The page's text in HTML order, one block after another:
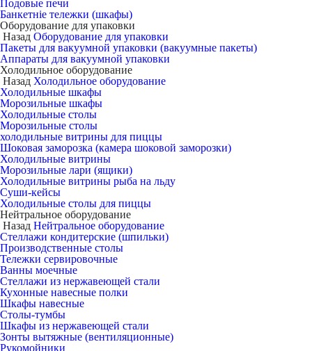
Подовые печи
Банкетніе тележки (шкафы)
Оборудование для упаковки
Назад Оборудование для упаковки
Пакеты для вакуумной упаковки (вакуумные пакеты)
Аппараты для вакуумной упаковки
Холодильное оборудование
Назад Холодильное оборудование
Холодильные шкафы
Морозильные шкафы
Холодильные столы
Морозильные столы
холодильные витрины для пиццы
Шоковая заморозка (камера шоковой заморозки)
Холодильные витрины
Морозильные лари (ящики)
Холодильные витрины рыба на льду
Суши-кейсы
Холодильные столы для пиццы
Нейтральное оборудование
Назад Нейтральное оборудование
Стеллажи кондитерские (шпильки)
Производственные столы
Тележки сервировочные
Ванны моечные
Стеллажи из нержавеющей стали
Кухонные навесные полки
Шкафы навесные
Столы-тумбы
Шкафы из нержавеющей стали
Зонты вытяжные (вентиляционные)
Рукомойники